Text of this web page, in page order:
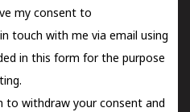
my consent to
touch with me via email using
in this form for the purpose
to withdraw your consent and